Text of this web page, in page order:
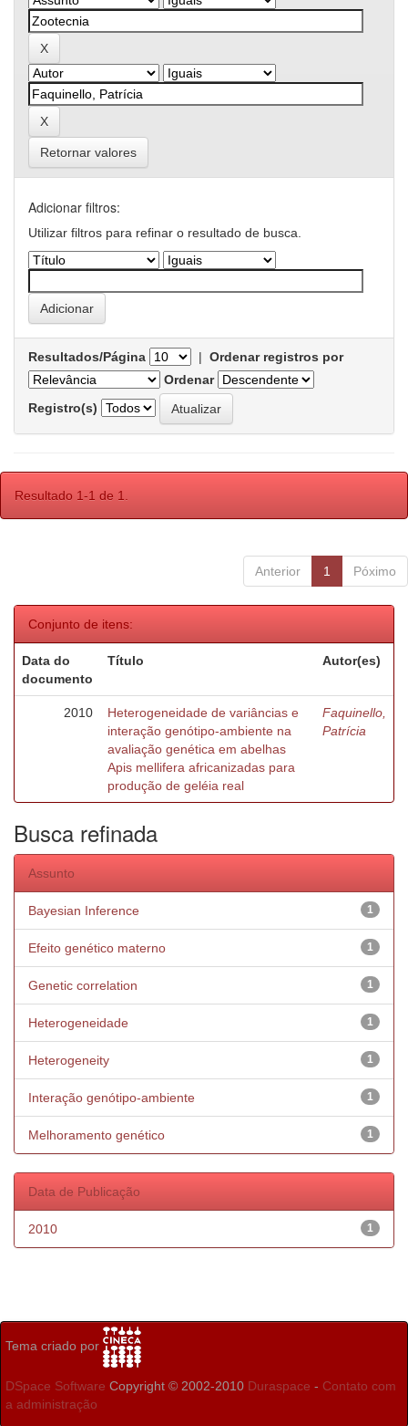
Retornar valores
Adicionar filtros:
Utilizar filtros para refinar o resultado de busca.
Resultados/Página | Ordenar registros por
Ordenar
Registro(s)
Resultado 1-1 de 1.
Anterior 1 Póximo
Conjunto de itens:
Data do
documento
Título Autor(es)
2010
Heterogeneidade de variâncias e
interação genótipo-ambiente na
avaliação genética em abelhas
Apis mellifera africanizadas para
produção de geléia real
Faquinello,
Patrícia
Busca refinada
Assunto
1
Bayesian Inference
1
Efeito genético materno
1
Genetic correlation
1
Heterogeneidade
1
Heterogeneity
1
Interação genótipo-ambiente
1
Melhoramento genético
Data de Publicação
1
2010
Tema criado por
DSpace Software Copyright © 2002-2010 Duraspace - Contato com
a administração